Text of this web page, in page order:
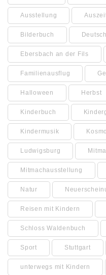
Ausstellung
Bilderbuch
Ebersbach an der Fils
Familienausflug
Halloween Herbst
Kinderbuch
Kindermusik
Ludwigsburg
Mitmachausstellung
Natur
Reisen mit Kindern
Schloss Waldenbuch
Sport Stuttgart
unterwegs mit Kindern